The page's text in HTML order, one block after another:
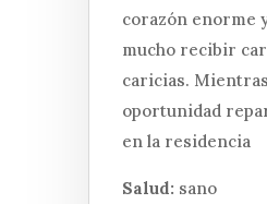
corazón enorme
mucho recibir
caricias.
oportunidad
en la residencia
Salud: sano